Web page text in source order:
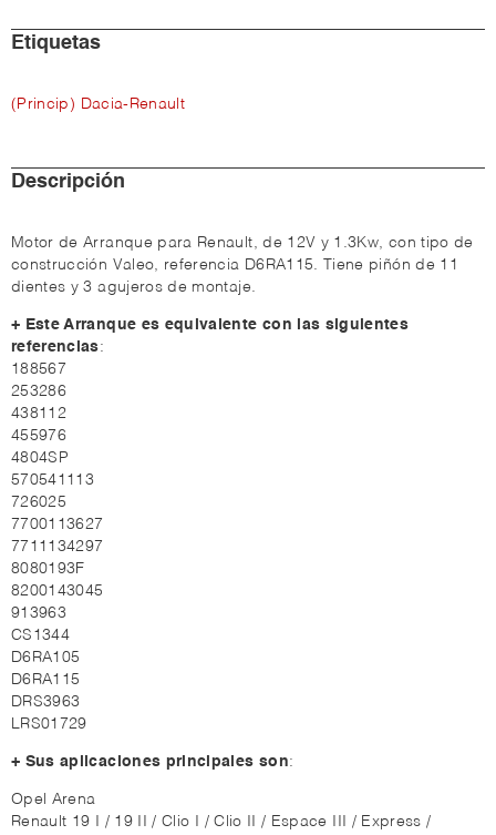
Etiquetas
(Princip) Dacia-Renault
Descripción
Motor de Arranque para Renault, de 12V y 1.3Kw, con tipo de
construcción Valeo, referencia D6RA115. Tiene piñón de 11
dientes y 3 agujeros de montaje.
+ Este Arranque es equivalente con las siguientes
referencias:
188567
253286
438112
455976
4804SP
570541113
726025
7700113627
7711134297
8080193F
8200143045
913963
CS1344
D6RA105
D6RA115
DRS3963
LRS01729
+ Sus aplicaciones principales son:
Opel Arena
Renault 19 I / 19 II / Clio I / Clio II / Espace III / Express /